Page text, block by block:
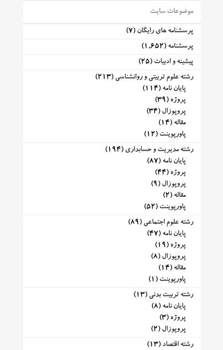
موضوعات سایت
پرسشنامه های رایگان (7)
پرسشنامه (1,652)
پیشینه و ادبیات (25)
رشته علوم تربیتی و روانشناسی (213)
پایان نامه (114)
پروژه (39)
پروپوزال (34)
مقاله (14)
پاورپوینت (12)
رشته مدیریت و حسابداری (194)
پایان نامه (87)
پروژه (44)
پروپوزال (9)
مقاله (2)
پاورپوینت (52)
رشته علوم اجتماعی (89)
پایان نامه (47)
پروژه (19)
پروپوزال (8)
مقاله (14)
پاورپوینت (1)
رشته تربیت بدنی (13)
پایان نامه (8)
پروژه (3)
پروپوزال (2)
رشته اقتصاد (13)